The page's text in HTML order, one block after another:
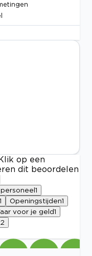
Klik op een
dit beoordelen
1
1 Openingstijden1
voor je geld1
2